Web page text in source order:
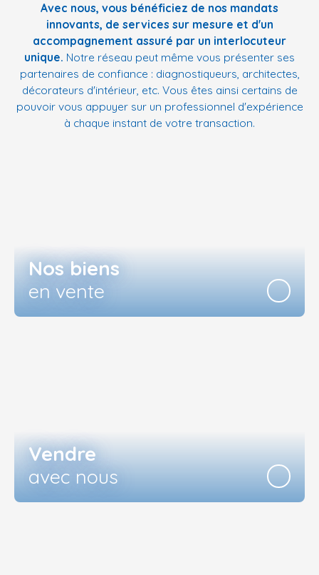
Avec nous, vous bénéficiez de nos mandats
innovants, de services sur mesure et d'un
accompagnement assuré par un interlocuteur
unique. Notre réseau peut même vous présenter ses
partenaires de confiance : diagnostiqueurs, architectes,
décorateurs d'intérieur, etc. Vous êtes ainsi certains de
pouvoir vous appuyer sur un professionnel d'expérience
à chaque instant de votre transaction.
Nos biens
en vente
Vendre
avec nous